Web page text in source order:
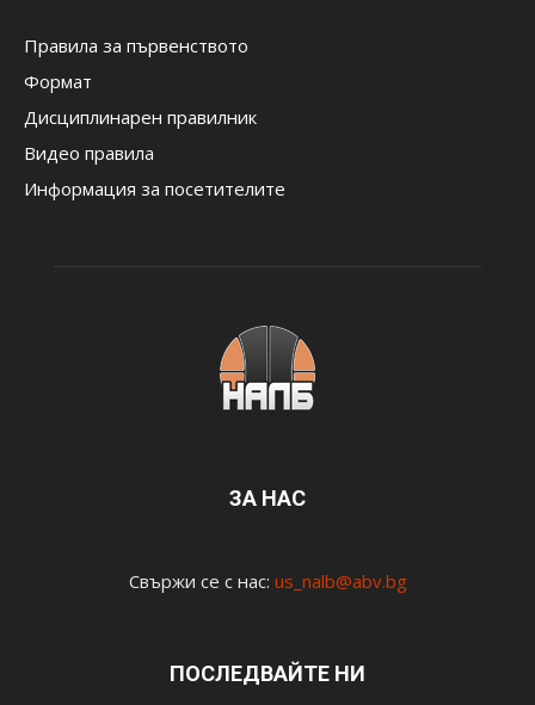
Правила за първенството
Формат
Дисциплинарен правилник
Видео правила
Информация за посетителите
ЗА НАС
Свържи се с нас: us_nalb@abv.bg
ПОСЛЕДВАЙТЕ НИ